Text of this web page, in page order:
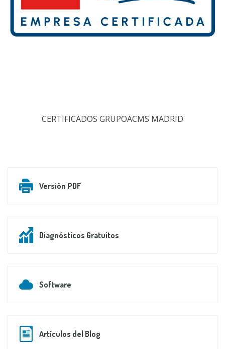
CERTIFICADOS GRUPOACMS MADRID
Versión PDF
Diagnósticos Gratuitos
Software
Artículos del Blog